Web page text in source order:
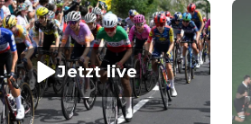
Jetzt live